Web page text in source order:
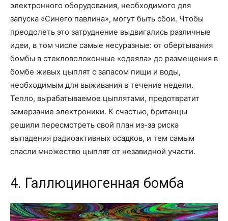
электронного оборудования, необходимого для
запуска «Синего павлина», могут быть сбои. Чтобы
преодолеть это затруднение выдвигались различные
идеи, в том числе самые несуразные: от обертывания
бомбы в стекловолоконные «одеяла» до размещения в
бомбе живых цыплят с запасом пищи и воды,
необходимым для выживания в течение недели.
Тепло, вырабатываемое цыплятами, предотвратит
замерзание электроники. К счастью, британцы
решили пересмотреть свой план из-за риска
выпадения радиоактивных осадков, и тем самым
спасли множество цыплят от незавидной участи.
4. Галлюциногенная бомба